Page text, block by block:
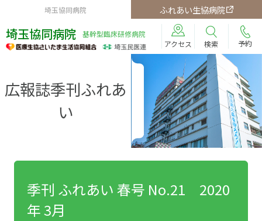
埼玉協同病院 ふれあい生協病院
埼玉協同病院
基幹型臨床研修病院
アクセス
検索 予約
広報誌季刊ふれあ
い
季刊 ふれあい 春号 No.21 2020
年 3月